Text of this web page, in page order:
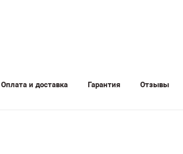
Оплата и доставка Гарантия Отзывы